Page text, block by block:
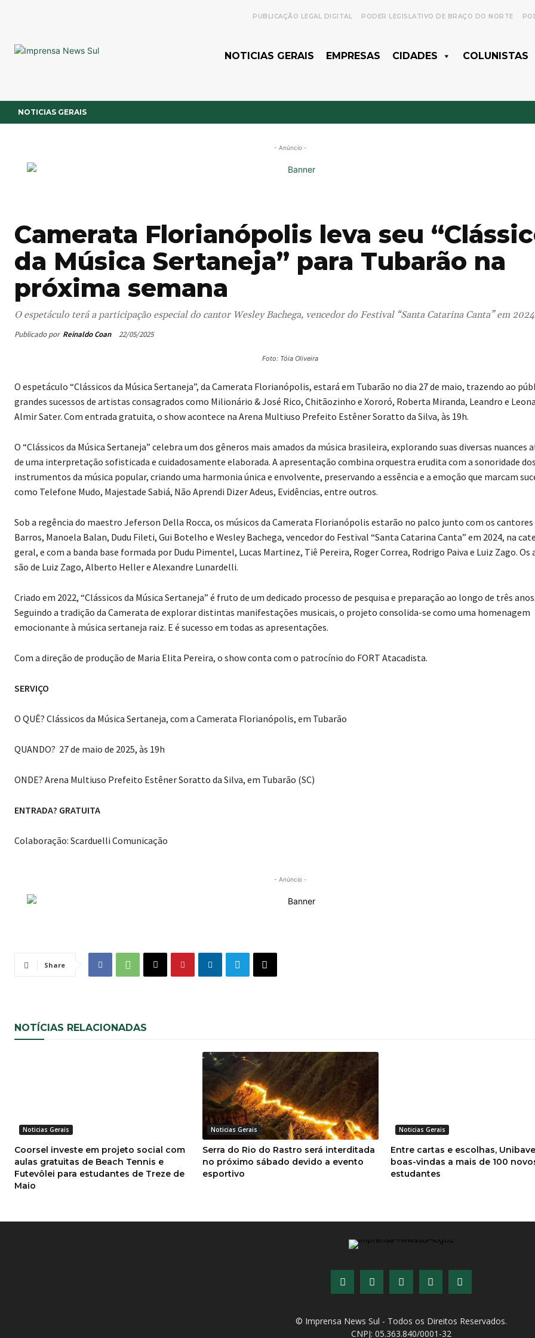
PUBLICAÇÃO LEGAL DIGITAL PODER LEGISLATIVO DE BRAÇO DO NORTE
NOTICIAS GERAIS EMPRESAS CIDADES COLUNISTAS
NOTICIAS GERAIS
- Anúncio -
Camerata Florianópolis leva seu
da Música Sertaneja” para Tubarão na
próxima semana
O espetáculo terá a participação especial do cantor Wesley Bachega, vencedor do Festival “Santa Catarina Canta” em 2024
Publicado por Reinaldo Coan 22/05/2025
Foto: Tóia Oliveira
O espetáculo “Clássicos da Música Sertaneja”, da Camerata Florianópolis, estará em Tubarão no dia 27 de maio, trazendo ao
grandes sucessos de artistas consagrados como Milionário & José Rico, Chitãozinho e Xororó, Roberta Miranda, Leandro e
Almir Sater. Com entrada gratuita, o show acontece na Arena Multiuso Prefeito Estêner Soratto da Silva, às 19h.
O “Clássicos da Música Sertaneja” celebra um dos gêneros mais amados da música brasileira, explorando suas diversas nuances
de uma interpretação sofisticada e cuidadosamente elaborada. A apresentação combina orquestra erudita com a sonoridade dos
instrumentos da música popular, criando uma harmonia única e envolvente, preservando a essência e a emoção que marcam
como Telefone Mudo, Majestade Sabiá, Não Aprendi Dizer Adeus, Evidências, entre outros.
Sob a regência do maestro Jeferson Della Rocca, os músicos da Camerata Florianópolis estarão no palco junto com os cantores
Barros, Manoela Balan, Dudu Fileti, Gui Botelho e Wesley Bachega, vencedor do Festival “Santa Catarina Canta” em 2024, na
geral, e com a banda base formada por Dudu Pimentel, Lucas Martinez, Tiê Pereira, Roger Correa, Rodrigo Paiva e Luiz Zago. Os
são de Luiz Zago, Alberto Heller e Alexandre Lunardelli.
Criado em 2022, “Clássicos da Música Sertaneja” é fruto de um dedicado processo de pesquisa e preparação ao longo de três anos.
Seguindo a tradição da Camerata de explorar distintas manifestações musicais, o projeto consolida-se como uma homenagem
emocionante à música sertaneja raiz. E é sucesso em todas as apresentações.
Com a direção de produção de Maria Elita Pereira, o show conta com o patrocínio do FORT Atacadista.
SERVIÇO
O QUÊ? Clássicos da Música Sertaneja, com a Camerata Florianópolis, em Tubarão
QUANDO? 27 de maio de 2025, às 19h
ONDE? Arena Multiuso Prefeito Estêner Soratto da Silva, em Tubarão (SC)
ENTRADA? GRATUITA
Colaboração: Scarduelli Comunicação
- Anúncio -
Share
NOTÍCIAS RELACIONADAS
Noticias Gerais
Coorsel investe em projeto social com
aulas gratuitas de Beach Tennis e
Futevôlei para estudantes de Treze de
Maio
Noticias Gerais
Serra do Rio do Rastro será interditada
no próximo sábado devido a evento
esportivo
Noticias Gerais
Entre cartas e escolhas,
boas-vindas a mais de 100
estudantes
© Imprensa News Sul - Todos os Direitos Reservados.
CNPJ: 05.363.840/0001-32